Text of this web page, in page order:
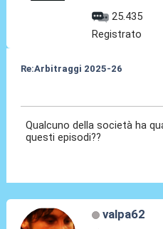
25.435
Registrato
Re:Arbitraggi 2025-26
Qualcuno della società ha
questi episodi??
valpa62